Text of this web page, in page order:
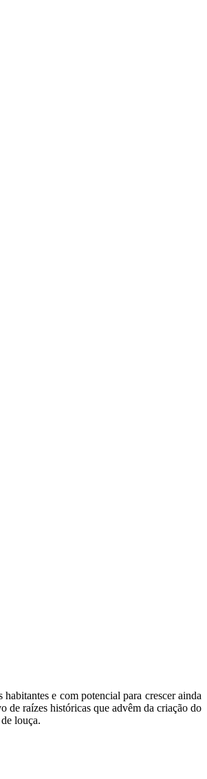
e com potencial para crescer ainda
raízes históricas que advêm da criação do
louça.